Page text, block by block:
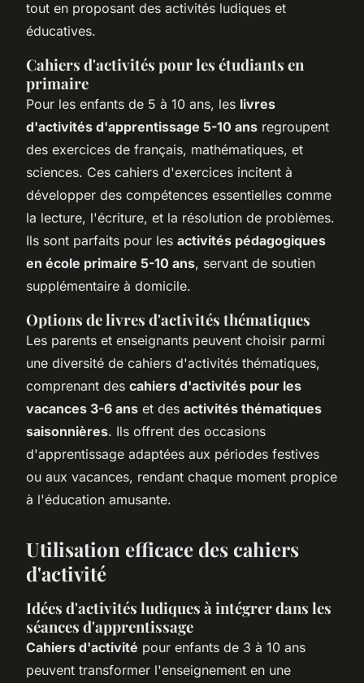
tout en proposant des activités ludiques et
éducatives.
Cahiers d'activités pour les étudiants en
primaire
Pour les enfants de 5 à 10 ans, les livres
d'activités d'apprentissage 5-10 ans regroupent
des exercices de français, mathématiques, et
sciences. Ces cahiers d'exercices incitent à
développer des compétences essentielles comme
la lecture, l'écriture, et la résolution de problèmes.
Ils sont parfaits pour les activités pédagogiques
en école primaire 5-10 ans, servant de soutien
supplémentaire à domicile.
Options de livres d'activités thématiques
Les parents et enseignants peuvent choisir parmi
une diversité de cahiers d'activités thématiques,
comprenant des cahiers d'activités pour les
vacances 3-6 ans et des activités thématiques
saisonnières. Ils offrent des occasions
d'apprentissage adaptées aux périodes festives
ou aux vacances, rendant chaque moment propice
à l'éducation amusante.
Utilisation efficace des cahiers
d'activité
Idées d'activités ludiques à intégrer dans les
séances d'apprentissage
Cahiers d'activité pour enfants de 3 à 10 ans
peuvent transformer l'enseignement en une